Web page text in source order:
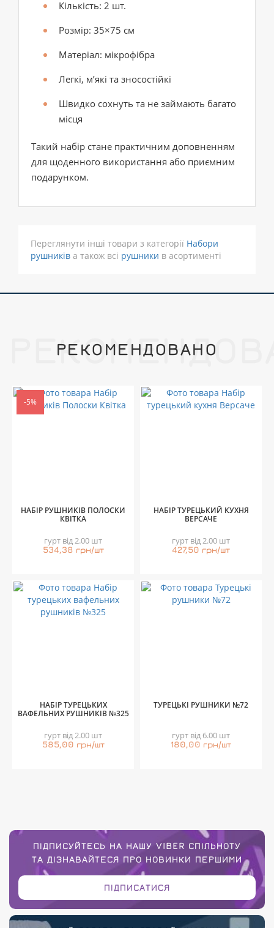
Кількість: 2 шт.
Розмір: 35×75 см
Матеріал: мікрофібра
Легкі, м’які та зносостійкі
Швидко сохнуть та не займають багато
місця
Такий набір стане практичним доповненням
для щоденного використання або приємним
подарунком.
Переглянути інші товари з категорії Набори
рушників а також всі рушники в асортименті
РЕКОМЕНДОВАНО
-5%
НАБІР РУШНИКІВ ПОЛОСКИ
КВІТКА
гурт від 2.00 шт
534,38 грн/шт
НАБІР ТУРЕЦЬКИЙ КУХНЯ
ВЕРСАЧЕ
гурт від 2.00 шт
427,50 грн/шт
НАБІР ТУРЕЦЬКИХ
ВАФЕЛЬНИХ РУШНИКІВ №325
гурт від 2.00 шт
585,00 грн/шт
ТУРЕЦЬКІ РУШНИКИ №72
гурт від 6.00 шт
180,00 грн/шт
ПІДПИСУЙТЕСЬ НА НАШУ VIBER СПІЛЬНОТУ
ТА ДІЗНАВАЙТЕСЯ ПРО НОВИНКИ ПЕРШИМИ
ПІДПИСАТИСЯ